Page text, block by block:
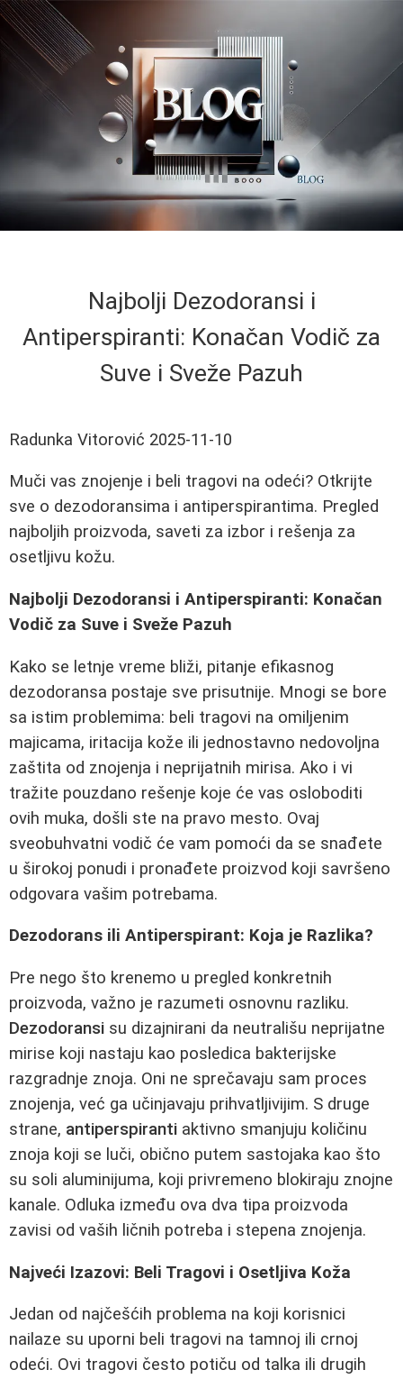
Najbolji Dezodoransi i
Antiperspiranti: Konačan Vodič za
Suve i Sveže Pazuh
Radunka Vitorović 2025-11-10
Muči vas znojenje i beli tragovi na odeći? Otkrijte
sve o dezodoransima i antiperspirantima. Pregled
najboljih proizvoda, saveti za izbor i rešenja za
osetljivu kožu.
Najbolji Dezodoransi i Antiperspiranti: Konačan
Vodič za Suve i Sveže Pazuh
Kako se letnje vreme bliži, pitanje efikasnog
dezodoransa postaje sve prisutnije. Mnogi se bore
sa istim problemima: beli tragovi na omiljenim
majicama, iritacija kože ili jednostavno nedovoljna
zaštita od znojenja i neprijatnih mirisa. Ako i vi
tražite pouzdano rešenje koje će vas osloboditi
ovih muka, došli ste na pravo mesto. Ovaj
sveobuhvatni vodič će vam pomoći da se snađete
u širokoj ponudi i pronađete proizvod koji savršeno
odgovara vašim potrebama.
Dezodorans ili Antiperspirant: Koja je Razlika?
Pre nego što krenemo u pregled konkretnih
proizvoda, važno je razumeti osnovnu razliku.
Dezodoransi su dizajnirani da neutrališu neprijatne
mirise koji nastaju kao posledica bakterijske
razgradnje znoja. Oni ne sprečavaju sam proces
znojenja, već ga učinjavaju prihvatljivijim. S druge
strane, antiperspiranti aktivno smanjuju količinu
znoja koji se luči, obično putem sastojaka kao što
su soli aluminijuma, koji privremeno blokiraju znojne
kanale. Odluka između ova dva tipa proizvoda
zavisi od vaših ličnih potreba i stepena znojenja.
Najveći Izazovi: Beli Tragovi i Osetljiva Koža
Jedan od najčešćih problema na koji korisnici
nailaze su uporni beli tragovi na tamnoj ili crnoj
odeći. Ovi tragovi često potiču od talka ili drugih